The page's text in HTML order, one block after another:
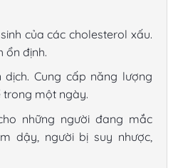
của các cholesterol xấu.
ổn định.
Cung cấp năng lượng
trong một ngày.
những người đang mắc
dậy, người bị suy nhược,